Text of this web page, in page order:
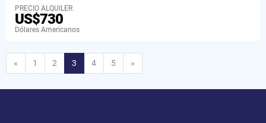
PRECIO ALQUILER
US$730
Dólares Americanos
« Anterior
1 2 3 4 5 »